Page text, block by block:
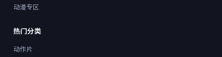
动漫专区
热门分类
动作片